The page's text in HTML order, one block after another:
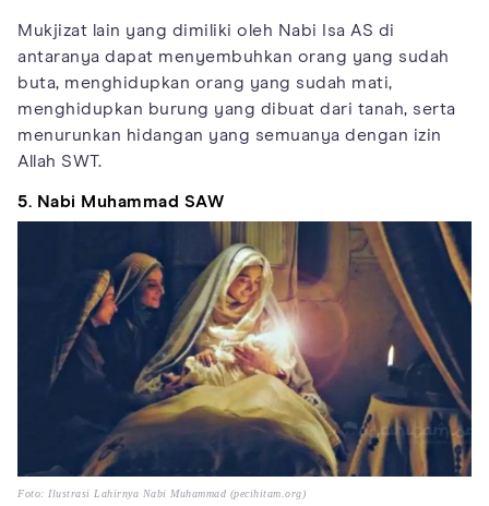
Mukjizat lain yang dimiliki oleh Nabi Isa AS di
antaranya dapat menyembuhkan orang yang sudah
buta, menghidupkan orang yang sudah mati,
menghidupkan burung yang dibuat dari tanah, serta
menurunkan hidangan yang semuanya dengan izin
Allah SWT.
5. Nabi Muhammad SAW
Foto: Ilustrasi Lahirnya Nabi Muhammad (pecihitam.org)